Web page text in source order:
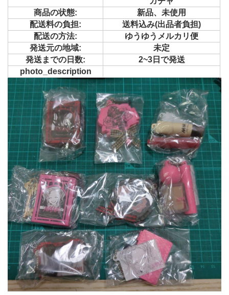
商品の状態:
新品、未使用
配送料の負担:
送料込み(出品者負担)
配送の方法:
ゆうゆうメルカリ便
発送元の地域:
未定
発送までの日数:
2~3日で発送
photo_description